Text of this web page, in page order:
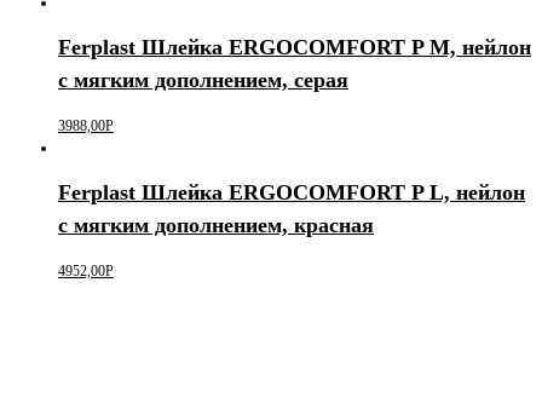
Ferplast Шлейка ERGOCOMFORT P М, нейлон
с мягким дополнением, серая
3988,00Р
Ferplast Шлейка ERGOCOMFORT P L, нейлон
с мягким дополнением, красная
4952,00Р